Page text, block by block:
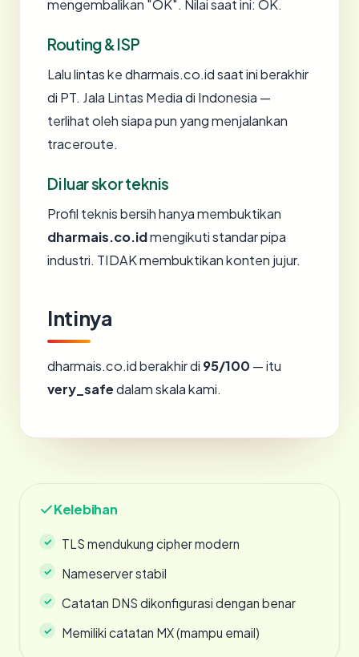
mengembalikan "OK". Nilai saat ini: OK.
Routing & ISP
Lalu lintas ke dharmais.co.id saat ini berakhir
di PT. Jala Lintas Media di Indonesia —
terlihat oleh siapa pun yang menjalankan
traceroute.
Di luar skor teknis
Profil teknis bersih hanya membuktikan
dharmais.co.idmengikuti standar pipa
industri. TIDAK membuktikan konten jujur.
Intinya
dharmais.co.id berakhir di 95/100 — itu
very_safedalam skala kami.
Kelebihan
TLS mendukung cipher modern
Nameserver stabil
Catatan DNS dikonfigurasi dengan benar
Memiliki catatan MX (mampu email)